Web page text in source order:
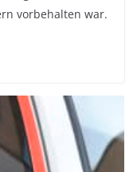
vorbehalten war.